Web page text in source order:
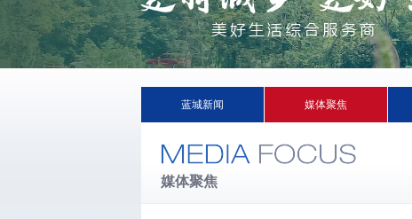
蓝城新闻 媒体聚焦
媒体聚焦